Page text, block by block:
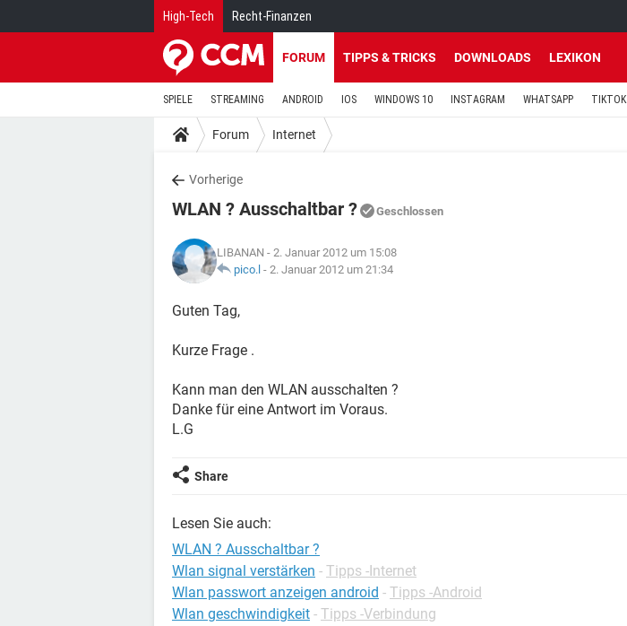
High-Tech Recht-Finanzen
FORUM TIPPS & TRICKS DOWNLOADS LEXIKON
SPIELE STREAMING ANDROID IOS WINDOWS 10 INSTAGRAM WHATSAPP TIKTOK
Forum Internet
Vorherige
WLAN ? Ausschaltbar ? Geschlossen
LIBANAN - 2. Januar 2012 um 15:08
pico.l - 2. Januar 2012 um 21:34
Guten Tag,
Kurze Frage .
Kann man den WLAN ausschalten ?
Danke für eine Antwort im Voraus.
L.G
Share
Lesen Sie auch:
WLAN ? Ausschaltbar ?
Wlan signal verstärken - Tipps -Internet
Wlan passwort anzeigen android - Tipps -Android
Wlan geschwindigkeit - Tipps -Verbindung